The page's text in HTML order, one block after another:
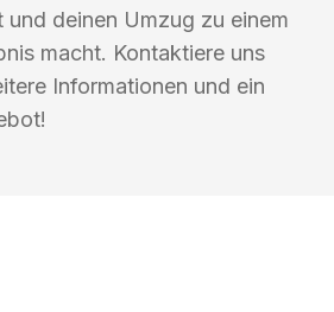
und deinen Umzug zu einem
macht. Kontaktiere uns
Informationen und ein